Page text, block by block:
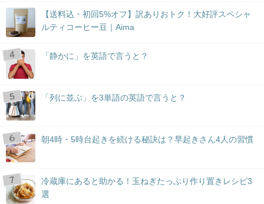
【送料込・初回5%オフ】訳ありおトク！大好評スペシャ
ルティコーヒー豆｜Aima
「静かに」を英語で言うと？
「列に並ぶ」を3単語の英語で言うと？
朝4時・5時台起きを続ける秘訣は？早起きさん4人の習慣
冷蔵庫にあると助かる！玉ねぎたっぷり作り置きレシピ3
選